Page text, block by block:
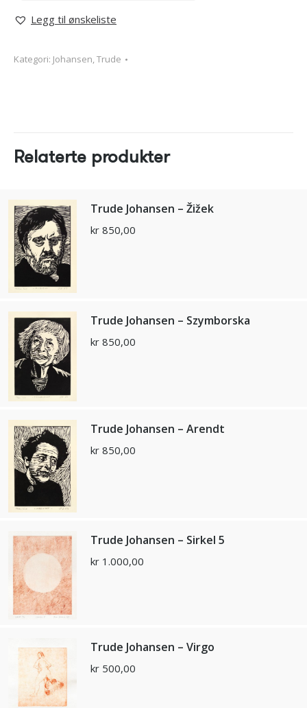
Legg til ønskeliste
Kategori: Johansen, Trude
Relaterte produkter
Trude Johansen – Žižek
kr 850,00
Trude Johansen – Szymborska
kr 850,00
Trude Johansen – Arendt
kr 850,00
Trude Johansen – Sirkel 5
kr 1.000,00
Trude Johansen – Virgo
kr 500,00